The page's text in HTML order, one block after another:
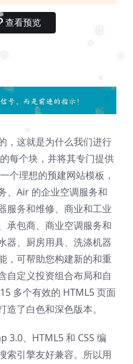
❅
❅
❅
❅
❅
查看预览
，这就是为什么我们进行
每个块，并将其专门提供
个理想的预建网站模板，
、Air 的企业空调服务和
服务和维修、商业和工业
承包商、商业空调服务和
器、厨房用具、洗涤机器
，可帮助您构建新的和重
自定义投资组合布局和自
多个有效的 HTML5 页面
了白色和深色版本。
3.0、HTML5 和 CSS 编
索引擎友好兼容。所以用